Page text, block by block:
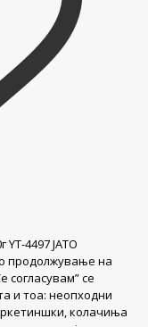
продолжување на
согласувам” се
и тоа: неопходни
колачиња